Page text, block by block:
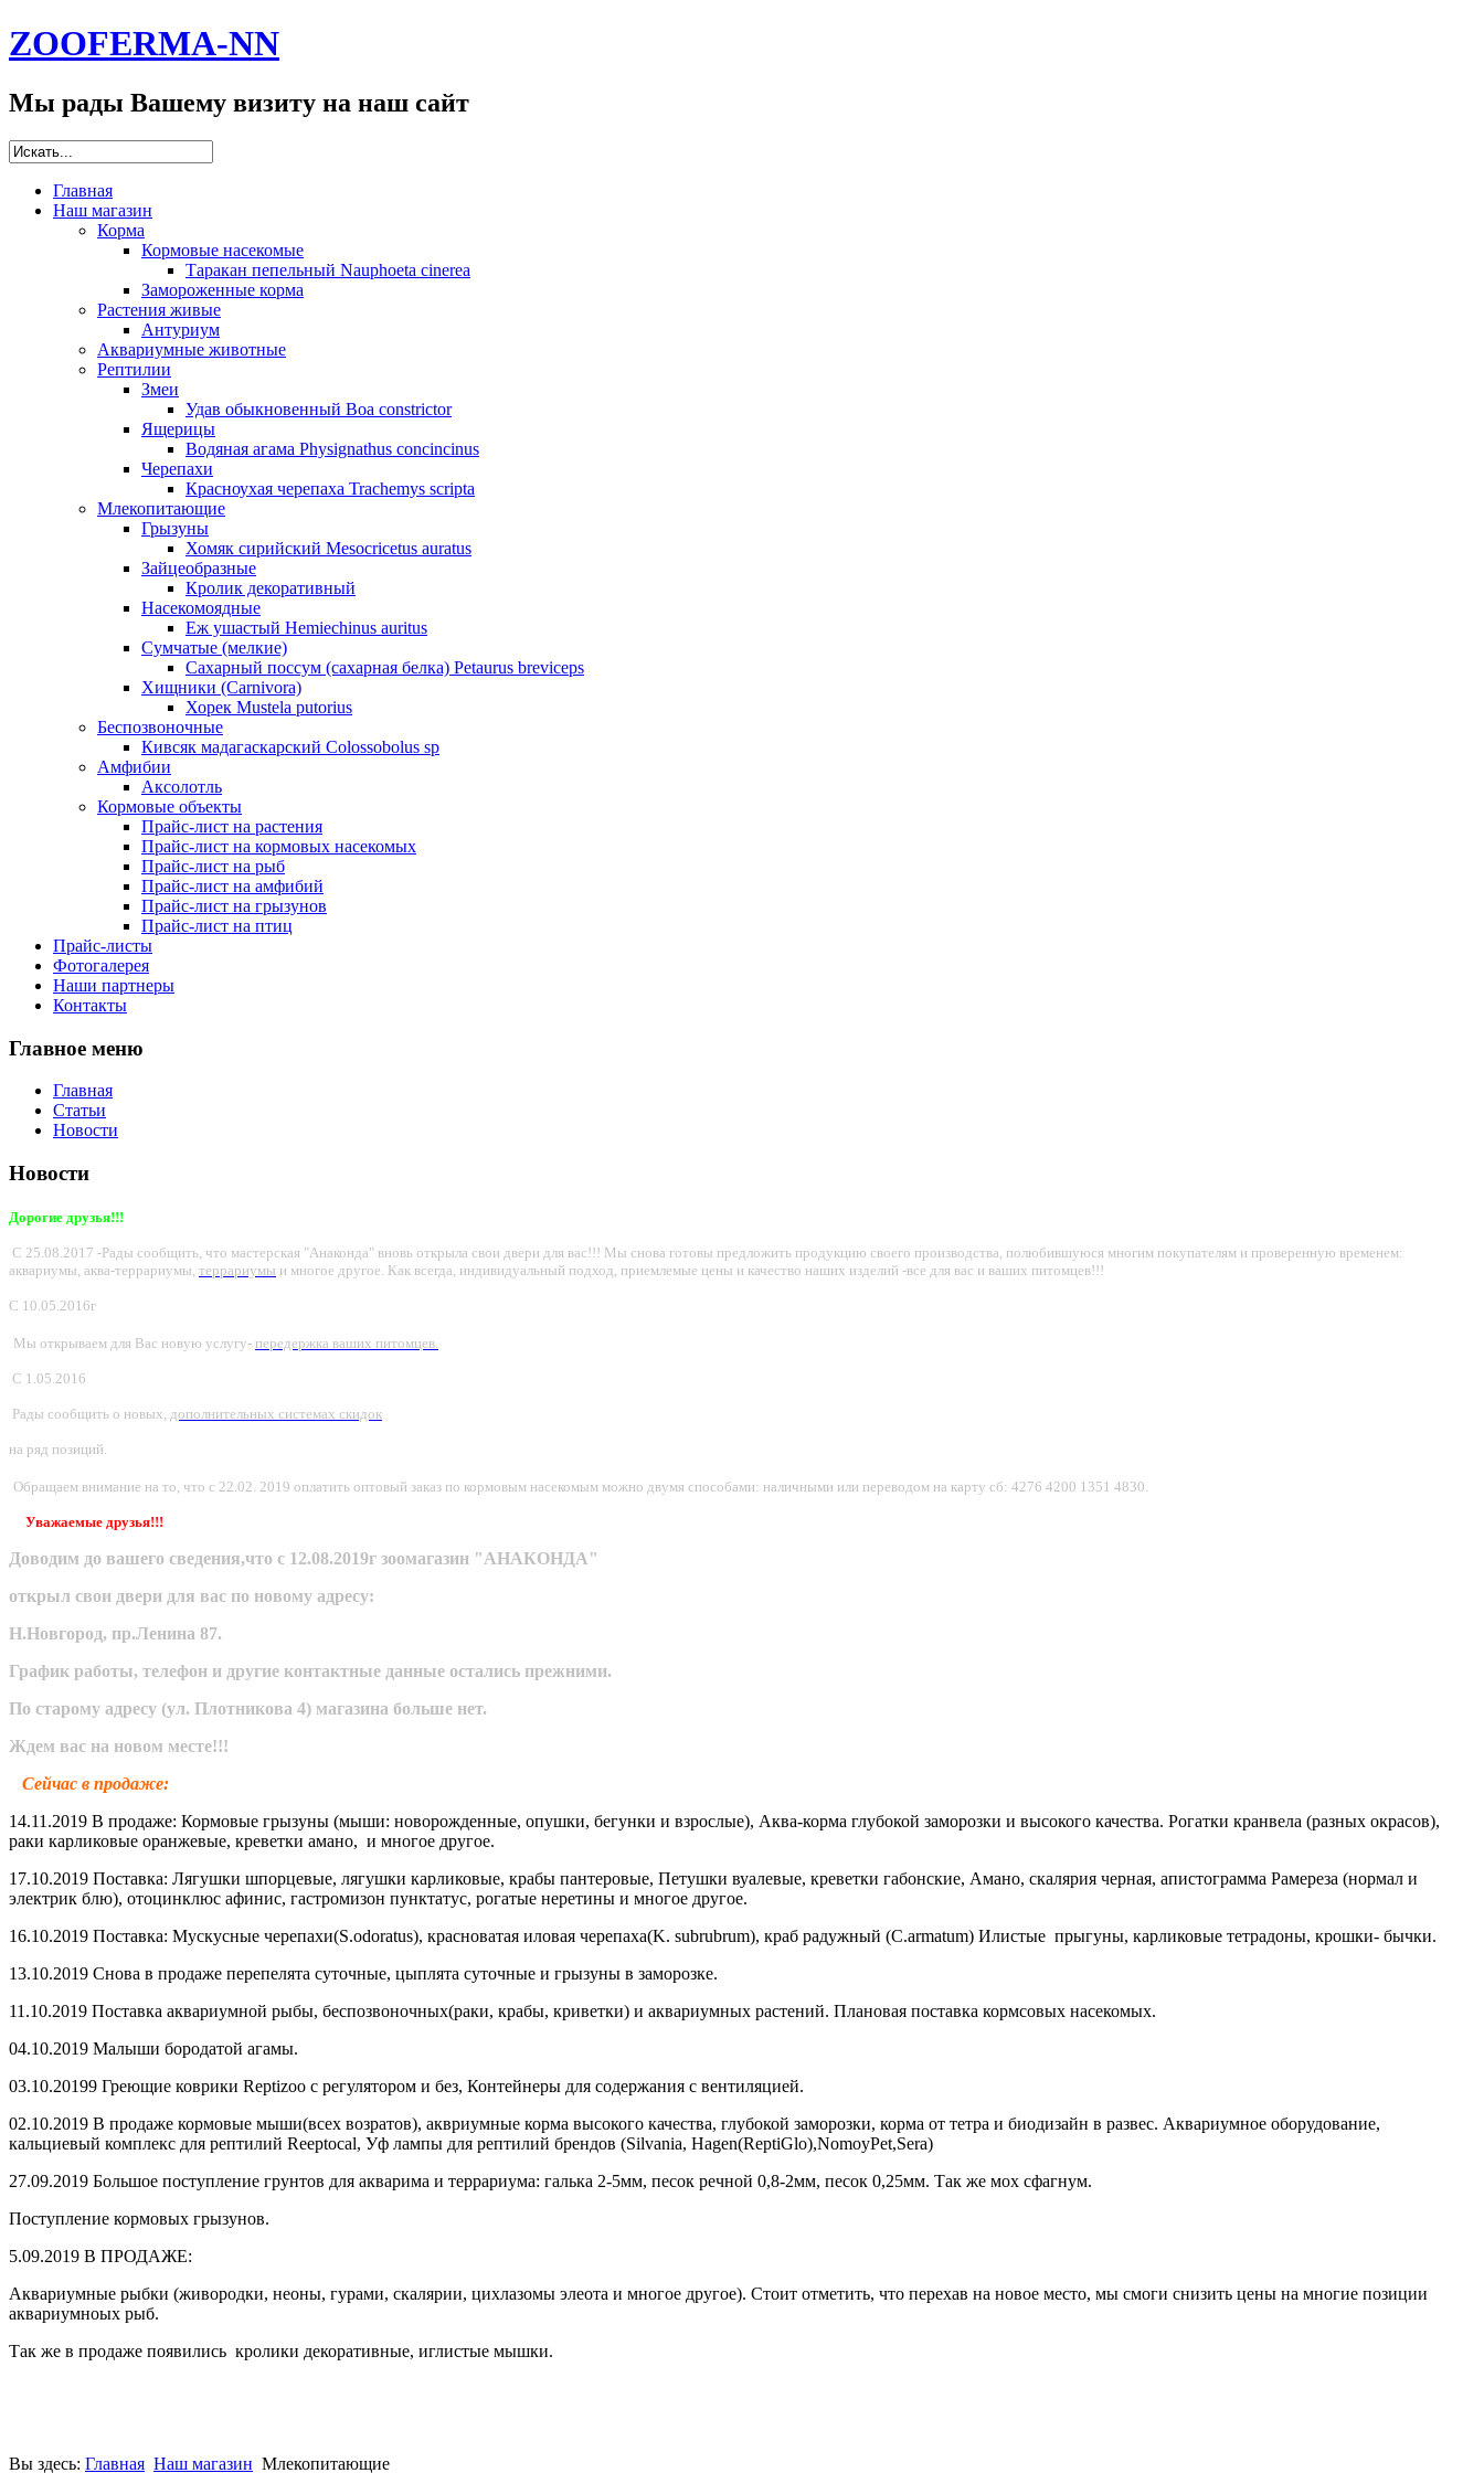
ZOOFERMA-NN
Мы рады Вашему визиту на наш сайт
Главная
Наш магазин
Корма
Кормовые насекомые
Таракан пепельный Nauphoeta cinerea
Замороженные корма
Растения живые
Антуриум
Аквариумные животные
Рептилии
Змеи
Удав обыкновенный Boa constrictor
Ящерицы
Водяная агама Physignathus concincinus
Черепахи
Красноухая черепаха Trachemys scripta
Млекопитающие
Грызуны
Хомяк сирийский Mesocricetus auratus
Зайцеобразные
Кролик декоративный
Насекомоядные
Еж ушастый Hemiechinus auritus
Сумчатые (мелкие)
Сахарный поссум (сахарная белка) Petaurus breviceps
Хищники (Carnivora)
Хорек Mustela putorius
Беспозвоночные
Кивсяк мадагаскарский Colossobolus sp
Амфибии
Аксолотль
Кормовые объекты
Прайс-лист на растения
Прайс-лист на кормовых насекомых
Прайс-лист на рыб
Прайс-лист на амфибий
Прайс-лист на грызунов
Прайс-лист на птиц
Прайс-листы
Фотогалерея
Наши партнеры
Контакты
Главное меню
Главная
Статьи
Новости
Новости
Дорогие друзья!!!
С 25.08.2017 -Рады сообщить, что мастерская "Анаконда" вновь открыла свои двери для вас!!! Мы снова готовы предложить продукцию своего производства, полюбившуюся многим покупателям и проверенную временем:
аквариумы, аква-террариумы, террариумы и многое другое. Как всегда, индивидуальный подход, приемлемые цены и качество наших изделий -все для вас и ваших питомцев!!!
С 10.05.2016г
Мы открываем для Вас новую услугу- передержка ваших питомцев.
С 1.05.2016
Рады сообщить о новых, дополнительных системах скидок
на ряд позиций.
Обращаем внимание на то, что с 22.02. 2019 оплатить оптовый заказ по кормовым насекомым можно двумя способами: наличными или переводом на карту сб: 4276 4200 1351 4830.
Уважаемые друзья!!!
Доводим до вашего сведения,что с 12.08.2019г зоомагазин "АНАКОНДА"
открыл свои двери для вас по новому адресу:
Н.Новгород, пр.Ленина 87.
График работы, телефон и другие контактные данные остались прежними.
По старому адресу (ул. Плотникова 4) магазина больше нет.
Ждем вас на новом месте!!!
Сейчас в продаже:
14.11.2019 В продаже: Кормовые грызуны (мыши: новорожденные, опушки, бегунки и взрослые), Аква-корма глубокой заморозки и высокого качества. Рогатки кранвела (разных окрасов),
раки карликовые оранжевые, креветки амано, и многое другое.
17.10.2019 Поставка: Лягушки шпорцевые, лягушки карликовые, крабы пантеровые, Петушки вуалевые, креветки габонские, Амано, скалярия черная, апистограмма Рамереза (нормал и
электрик блю), отоцинклюс афинис, гастромизон пунктатус, рогатые неретины и многое другое.
16.10.2019 Поставка: Мускусные черепахи(S.odoratus), красноватая иловая черепаха(K. subrubrum), краб радужный (C.armatum) Илистые прыгуны, карликовые тетрадоны, крошки- бычки.
13.10.2019 Снова в продаже перепелята суточные, цыплята суточные и грызуны в заморозке.
11.10.2019 Поставка аквариумной рыбы, беспозвоночных(раки, крабы, криветки) и аквариумных растений. Плановая поставка кормсовых насекомых.
04.10.2019 Малыши бородатой агамы.
03.10.20199 Греющие коврики Reptizoo с регулятором и без, Контейнеры для содержания с вентиляцией.
02.10.2019 В продаже кормовые мыши(всех возратов), аквриумные корма высокого качества, глубокой заморозки, корма от тетра и биодизайн в развес. Аквариумное оборудование,
кальциевый комплекс для рептилий Reeptocal, Уф лампы для рептилий брендов (Silvania, Hagen(ReptiGlo),NomoyPet,Sera)
27.09.2019 Большое поступление грунтов для акварима и террариума: галька 2-5мм, песок речной 0,8-2мм, песок 0,25мм. Так же мох сфагнум.
Поступление кормовых грызунов.
5.09.2019 В ПРОДАЖЕ:
Аквариумные рыбки (живородки, неоны, гурами, скалярии, цихлазомы элеота и многое другое). Стоит отметить, что перехав на новое место, мы смоги снизить цены на многие позиции
аквариумноых рыб.
Так же в продаже появились кролики декоративные, иглистые мышки.
Вы здесь: Главная Наш магазин Млекопитающие